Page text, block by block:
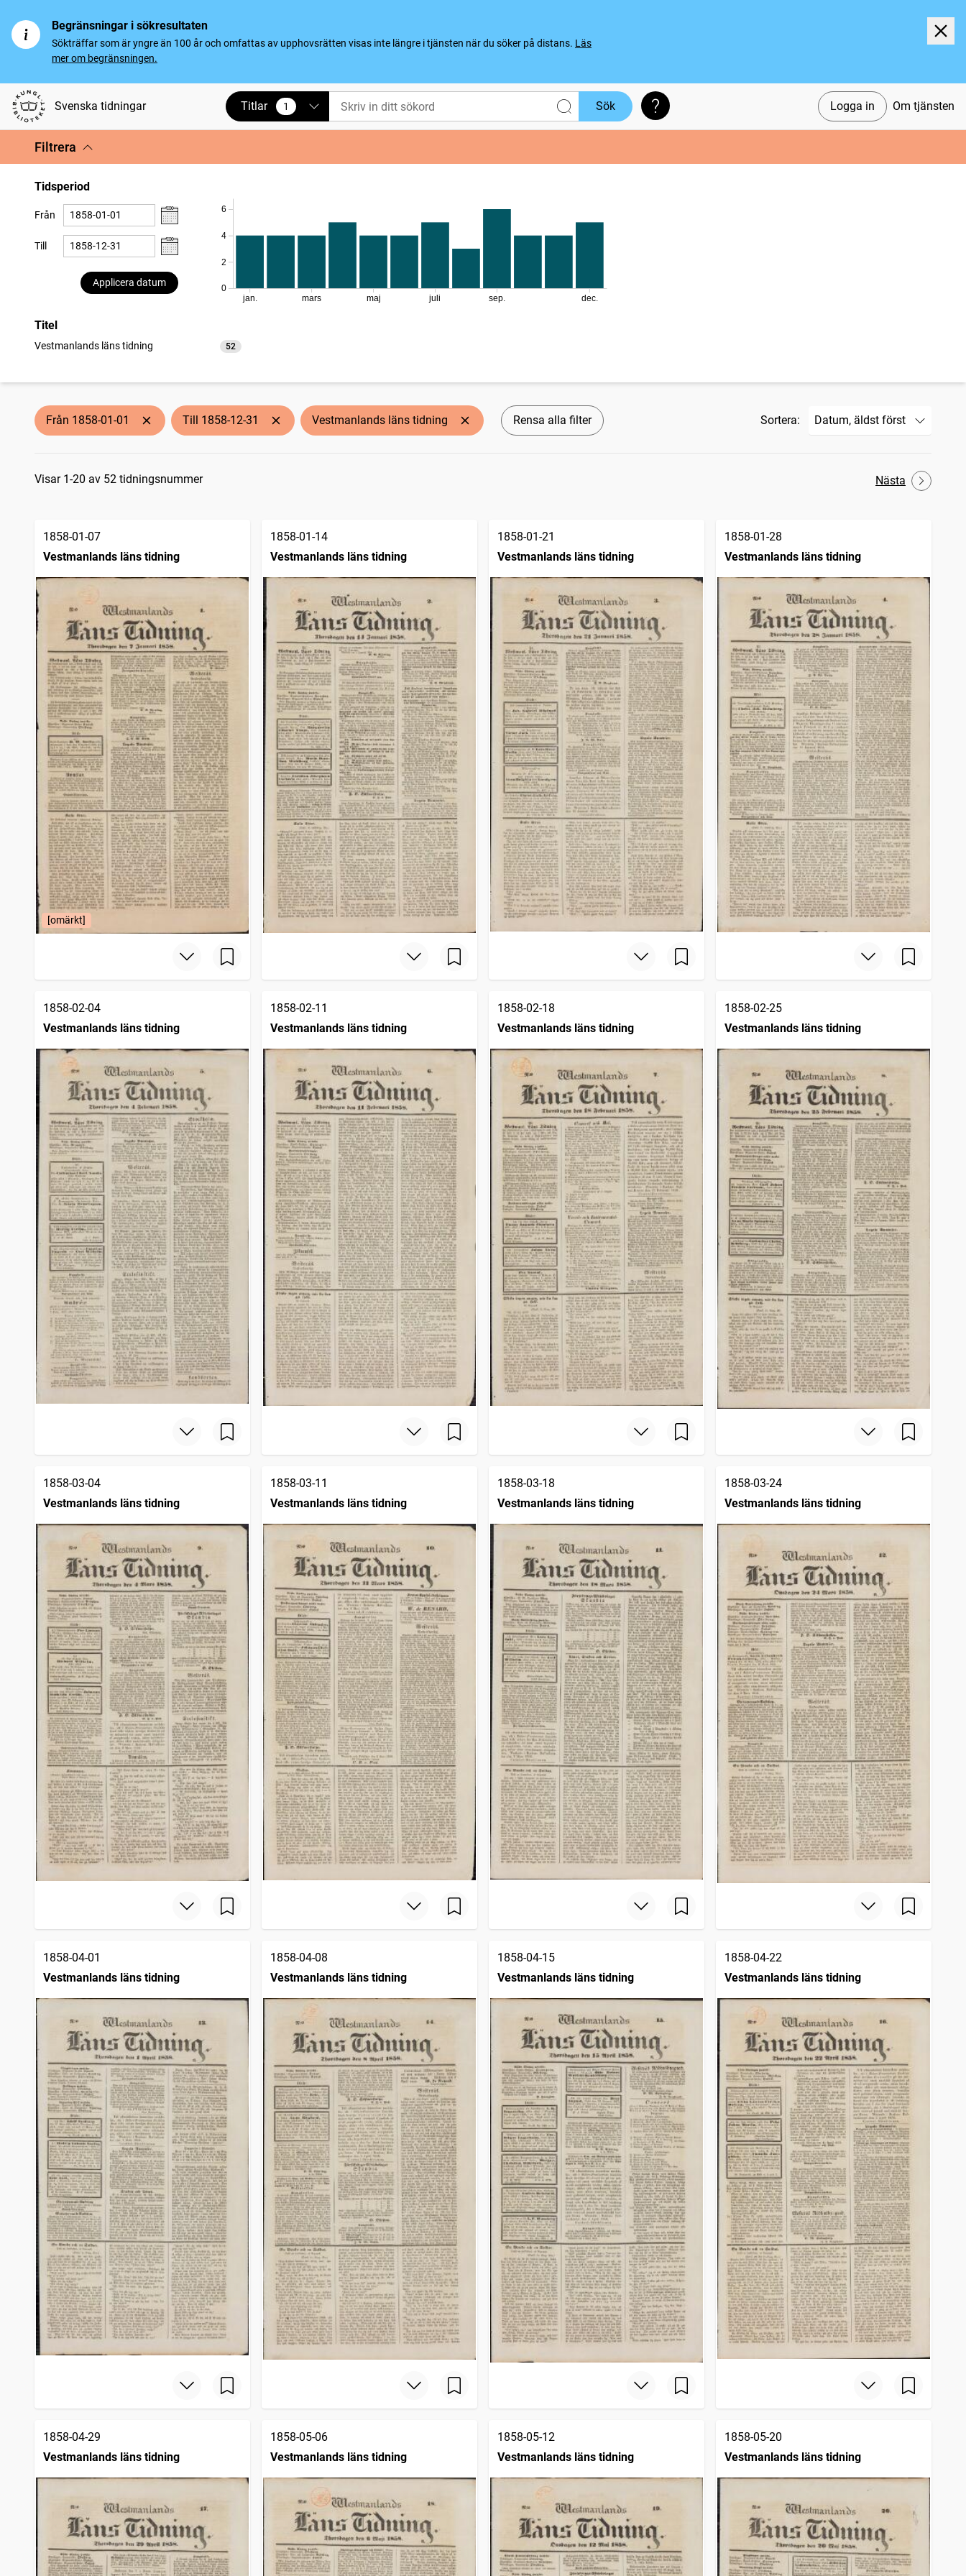
Begränsningar i sökresultaten
Sökträffar som är yngre än 100 år och omfattas av upphovsrätten visas inte längre i tjänsten när du söker på distans. Läs
mer om begränsningen.
Svenska tidningar Logga in Om tjänsten
Titlar 1
vald Sök Söktips
Filtrera
Tidsperiod
Från
Till
Applicera datum
0
2
4
6
jan. mars maj juli sep. dec.
Titel
Vestmanlands läns tidning 52
träffar
Från 1858-01-01 Till 1858-12-31 Vestmanlands läns tidning Rensa alla filter Sortera:
Sökresultat
Visar 1-20 av 52 tidningsnummer Nästa
1858-01-07
Vestmanlands läns tidning
[omärkt]
1858-01-14
Vestmanlands läns tidning
1858-01-21
Vestmanlands läns tidning
1858-01-28
Vestmanlands läns tidning
1858-02-04
Vestmanlands läns tidning
1858-02-11
Vestmanlands läns tidning
1858-02-18
Vestmanlands läns tidning
1858-02-25
Vestmanlands läns tidning
1858-03-04
Vestmanlands läns tidning
1858-03-11
Vestmanlands läns tidning
1858-03-18
Vestmanlands läns tidning
1858-03-24
Vestmanlands läns tidning
1858-04-01
Vestmanlands läns tidning
1858-04-08
Vestmanlands läns tidning
1858-04-15
Vestmanlands läns tidning
1858-04-22
Vestmanlands läns tidning
1858-04-29
Vestmanlands läns tidning
1858-05-06
Vestmanlands läns tidning
1858-05-12
Vestmanlands läns tidning
1858-05-20
Vestmanlands läns tidning